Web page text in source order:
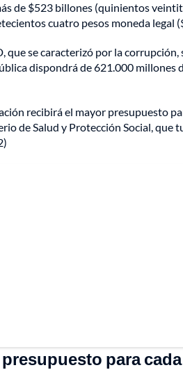
de $523 billones (quinientos
cuatro pesos moneda legal
que se caracterizó por la
dispondrá de 621.000 millones
recibirá el mayor presupuesto
de Salud y Protección Social, que
para